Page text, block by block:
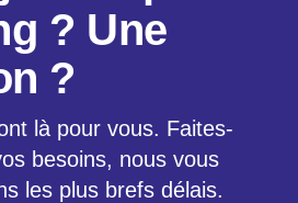
? Une
?
là pour vous. Faites-
besoins, nous vous
les plus brefs délais.